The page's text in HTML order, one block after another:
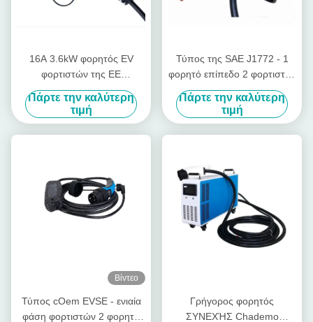
16A 3.6kW φορητός EV
φορτιστών της ΕΕ
εξοπλισμός χρέωσης
οχημάτων τύπων ηλεκτρικός
Πάρτε την καλύτερη
τιμή
Τύπος της SAE J1772 - 1
φορητό επίπεδο 2 φορτιστής
EVSE της EV μετατρέψιμος
με το βούλωμα της Κεντρικής
και Ανατολικής Ευρώπης
Πάρτε την καλύτερη
τιμή
Βίντεο
Τύπος cOem EVSE - ενιαία
φάση φορτιστών 2 φορητή
Γρήγορος φορητός
ΣΥΝΕΧΉΣ Chademo